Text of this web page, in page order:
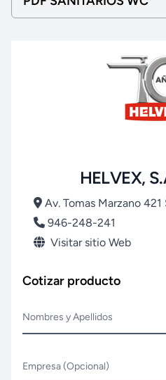
HELVEX,
Av. Tomas Marzano
946-248-241
Visitar sitio Web
Cotizar producto
Nombres y Apellidos
Empresa (Opcional)